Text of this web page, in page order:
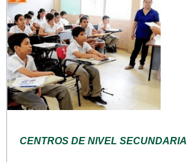
CENTROS DE NIVEL SECUNDARIA